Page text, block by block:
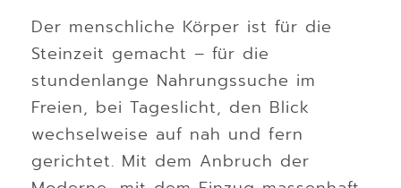
Der menschliche Körper ist für die
Steinzeit gemacht – für die
stundenlange Nahrungssuche im
Freien, bei Tageslicht, den Blick
wechselweise auf nah und fern
gerichtet. Mit dem Anbruch der